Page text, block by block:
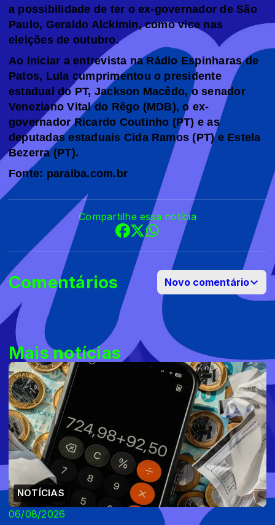
a possibilidade de ter o ex-governador de São
Paulo, Geraldo Alckimin, como vice nas
eleições de outubro.
Ao iniciar a entrevista na Rádio Espinharas de
Patos, Lula cumprimentou o presidente
estadual do PT, Jackson Macêdo, o senador
Veneziano Vital do Rêgo (MDB), o ex-
governador Ricardo Coutinho (PT) e as
deputadas estaduais Cida Ramos (PT) e Estela
Bezerra (PT).
Fonte: paraiba.com.br
Compartilhe essa notícia
Comentários Novo comentário
Mais notícias
NOTÍCIAS
06/08/2026